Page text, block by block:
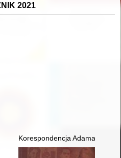
2021
w Środzie Wielkopolskiej
Korespondencja Adama